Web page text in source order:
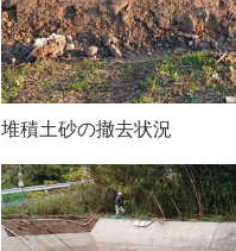
堆積土砂の撤去状況